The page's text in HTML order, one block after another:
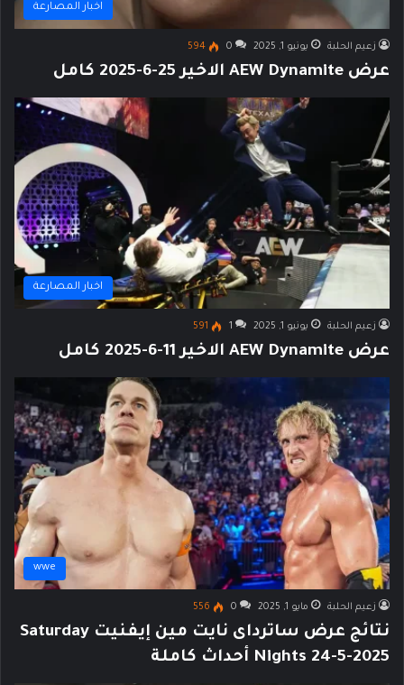
اخبار المصارعة
زعيم الحلبة يونيو 1, 2025 0
594
عرض AEW Dynamite الاخير 25-6-2025 كامل
اخبار المصارعة
زعيم الحلبة يونيو 1, 2025 1
591
عرض AEW Dynamite الاخير 11-6-2025 كامل
wwe
زعيم الحلبة مايو 1, 2025 0
556
نتائج عرض ساترداى نايت مين إيفنيت Saturday
Nights 24-5-2025 أحداث كاملة